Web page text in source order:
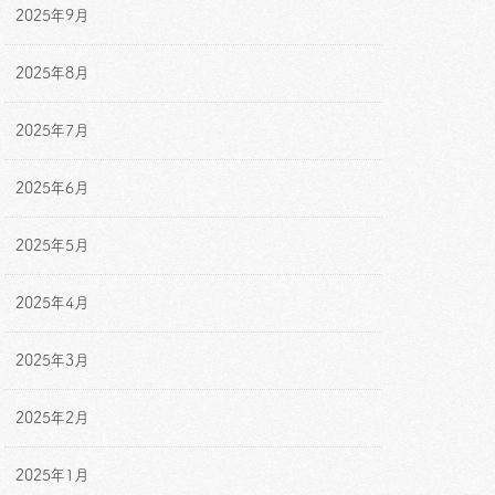
2025年9月
2025年8月
2025年7月
2025年6月
2025年5月
2025年4月
2025年3月
2025年2月
2025年1月